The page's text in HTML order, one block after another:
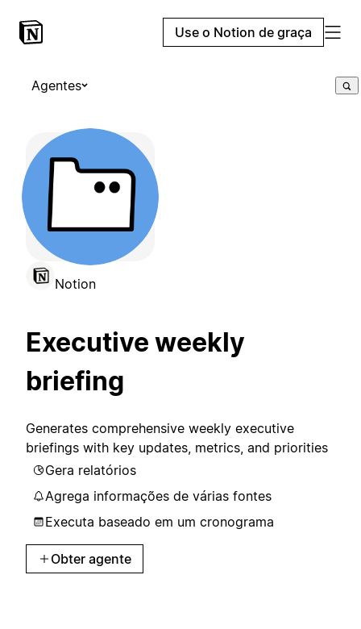
Use o Notion de graça
Agentes
Notion
Executive weekly
briefing
Generates comprehensive weekly executive
briefings with key updates, metrics, and priorities
Gera relatórios
Agrega informações de várias fontes
Executa baseado em um cronograma
Obter agente